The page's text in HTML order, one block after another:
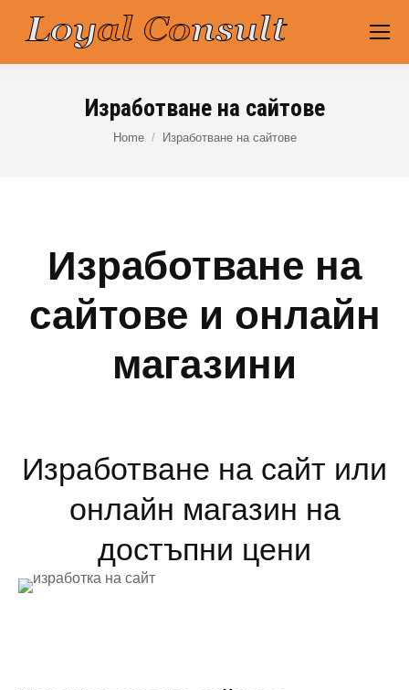
Изработване на сайтове
You are here:
Home Изработване на сайтове
Изработване на
сайтове и онлайн
магазини
Изработване на сайт или
онлайн магазин на
достъпни цени